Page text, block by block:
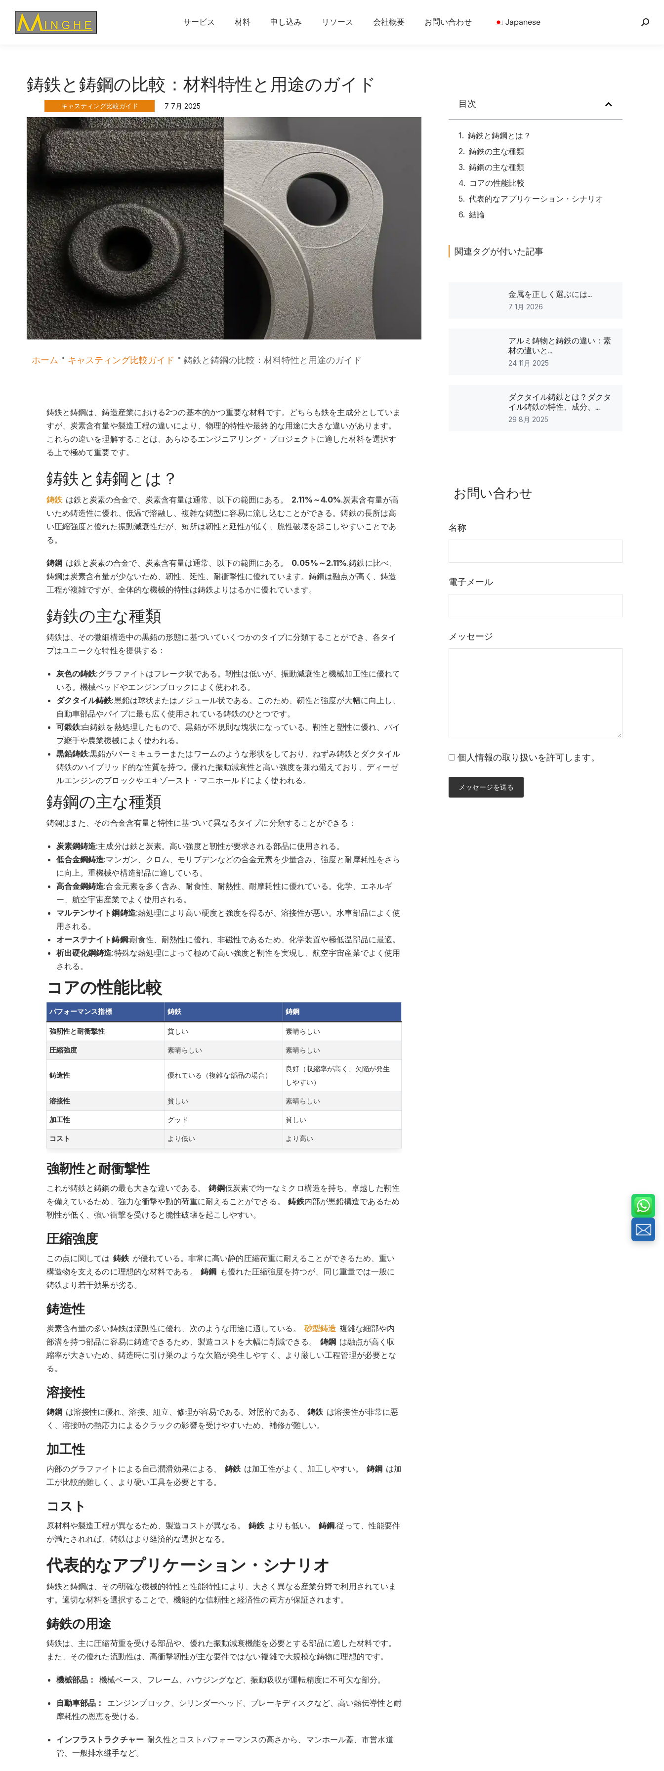
サービス 材料 申し込み リソース 会社概要 お問い合わせ Japanese
鋳鉄と鋳鋼の比較：材料特性と用途のガイド
7 7月 2025
キャスティング比較ガイド
ホーム " キャスティング比較ガイド " 鋳鉄と鋳鋼の比較：材料特性と用途のガイド
鋳鉄と鋳鋼は、鋳造産業における2つの基本的かつ重要な材料です。どちらも鉄を主成分としていま
すが、炭素含有量や製造工程の違いにより、物理的特性や最終的な用途に大きな違いがあります。
これらの違いを理解することは、あらゆるエンジニアリング・プロジェクトに適した材料を選択す
る上で極めて重要です。
鋳鉄と鋳鋼とは？
鋳鉄は鉄と炭素の合金で、炭素含有量は通常、以下の範囲にある。 2.11%～4.0%.炭素含有量が高
いため鋳造性に優れ、低温で溶融し、複雑な鋳型に容易に流し込むことができる。鋳鉄の長所は高
い圧縮強度と優れた振動減衰性だが、短所は靭性と延性が低く、脆性破壊を起こしやすいことであ
る。
鋳鋼は鉄と炭素の合金で、炭素含有量は通常、以下の範囲にある。 0.05%～2.11%.鋳鉄に比べ、
鋳鋼は炭素含有量が少ないため、靭性、延性、耐衝撃性に優れています。鋳鋼は融点が高く、鋳造
工程が複雑ですが、全体的な機械的特性は鋳鉄よりはるかに優れています。
鋳鉄の主な種類
鋳鉄は、その微細構造中の黒鉛の形態に基づいていくつかのタイプに分類することができ、各タイ
プはユニークな特性を提供する：
灰色の鋳鉄:グラファイトはフレーク状である。靭性は低いが、振動減衰性と機械加工性に優れて
いる。機械ベッドやエンジンブロックによく使われる。
ダクタイル鋳鉄:黒鉛は球状またはノジュール状である。このため、靭性と強度が大幅に向上し、
自動車部品やパイプに最も広く使用されている鋳鉄のひとつです。
可鍛鉄:白鋳鉄を熱処理したもので、黒鉛が不規則な塊状になっている。靭性と塑性に優れ、パイ
プ継手や農業機械によく使われる。
黒鉛鋳鉄:黒鉛がバーミキュラーまたはワームのような形状をしており、ねずみ鋳鉄とダクタイル
鋳鉄のハイブリッド的な性質を持つ。優れた振動減衰性と高い強度を兼ね備えており、ディーゼ
ルエンジンのブロックやエキゾースト・マニホールドによく使われる。
鋳鋼の主な種類
鋳鋼はまた、その合金含有量と特性に基づいて異なるタイプに分類することができる：
炭素鋼鋳造:主成分は鉄と炭素。高い強度と靭性が要求される部品に使用される。
低合金鋼鋳造:マンガン、クロム、モリブデンなどの合金元素を少量含み、強度と耐摩耗性をさら
に向上。重機械や構造部品に適している。
高合金鋼鋳造:合金元素を多く含み、耐食性、耐熱性、耐摩耗性に優れている。化学、エネルギ
ー、航空宇宙産業でよく使用される。
マルテンサイト鋼鋳造:熱処理により高い硬度と強度を得るが、溶接性が悪い。水車部品によく使
用される。
オーステナイト鋳鋼:耐食性、耐熱性に優れ、非磁性であるため、化学装置や極低温部品に最適。
析出硬化鋼鋳造:特殊な熱処理によって極めて高い強度と靭性を実現し、航空宇宙産業でよく使用
される。
コアの性能比較
パフォーマンス指標 鋳鉄 鋳鋼
強靭性と耐衝撃性 貧しい 素晴らしい
圧縮強度 素晴らしい 素晴らしい
鋳造性 優れている（複雑な部品の場合）
良好（収縮率が高く、欠陥が発生
しやすい）
溶接性 貧しい 素晴らしい
加工性 グッド 貧しい
コスト より低い より高い
強靭性と耐衝撃性
これが鋳鉄と鋳鋼の最も大きな違いである。鋳鋼低炭素で均一なミクロ構造を持ち、卓越した靭性
を備えているため、強力な衝撃や動的荷重に耐えることができる。鋳鉄内部が黒鉛構造であるため
靭性が低く、強い衝撃を受けると脆性破壊を起こしやすい。
圧縮強度
この点に関しては鋳鉄 が優れている。非常に高い静的圧縮荷重に耐えることができるため、重い
構造物を支えるのに理想的な材料である。鋳鋼 も優れた圧縮強度を持つが、同じ重量では一般に
鋳鉄より若干効果が劣る。
鋳造性
炭素含有量の多い鋳鉄は流動性に優れ、次のような用途に適している。 砂型鋳造 複雑な細部や内
部溝を持つ部品に容易に鋳造できるため、製造コストを大幅に削減できる。 鋳鋼 は融点が高く収
縮率が大きいため、鋳造時に引け巣のような欠陥が発生しやすく、より厳しい工程管理が必要とな
る。
溶接性
鋳鋼は溶接性に優れ、溶接、組立、修理が容易である。対照的である、鋳鉄 は溶接性が非常に悪
く、溶接時の熱応力によるクラックの影響を受けやすいため、補修が難しい。
加工性
内部のグラファイトによる自己潤滑効果による、 鋳鉄は加工性がよく、加工しやすい。 鋳鋼は加
工が比較的難しく、より硬い工具を必要とする。
コスト
原材料や製造工程が異なるため、製造コストが異なる。 鋳鉄 よりも低い。鋳鋼.従って、性能要件
が満たされれば、鋳鉄はより経済的な選択となる。
代表的なアプリケーション・シナリオ
鋳鉄と鋳鋼は、その明確な機械的特性と性能特性により、大きく異なる産業分野で利用されていま
す。適切な材料を選択することで、機能的な信頼性と経済性の両方が保証されます。
鋳鉄の用途
鋳鉄は、主に圧縮荷重を受ける部品や、優れた振動減衰機能を必要とする部品に適した材料です。
また、その優れた流動性は、高衝撃靭性が主な要件ではない複雑で大規模な鋳物に理想的です。
機械部品： 機械ベース、フレーム、ハウジングなど、振動吸収が運転精度に不可欠な部分。
自動車部品：
エンジンブロック、シリンダーヘッド、ブレーキディスクなど、高い熱伝導性と耐
摩耗性の恩恵を受ける。
インフラストラクチャー耐久性とコストパフォーマンスの高さから、マンホール蓋、市営水道
管、一般排水継手など。
目次
鋳鉄と鋳鋼とは？
鋳鉄の主な種類
鋳鋼の主な種類
コアの性能比較
代表的なアプリケーション・シナリオ
結論
関連タグが付いた記事
金属を正しく選ぶには...
7 1月 2026
アルミ鋳物と鋳鉄の違い：素
材の違いと...
24 11月 2025
ダクタイル鋳鉄とは？ダクタ
イル鋳鉄の特性、成分、...
29 8月 2025
お問い合わせ
名称
電子メール
メッセージ
個人情報の取り扱いを許可します。
メッセージを送る